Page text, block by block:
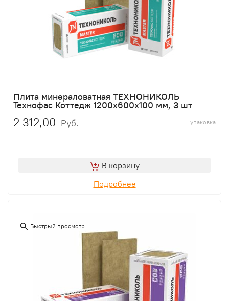
Плита минераловатная ТЕХНОНИКОЛЬ
Технофас Коттедж 1200х600х100 мм, 3 шт
2 312,00 Руб. упаковка
В корзину
Подробнее
Быстрый просмотр